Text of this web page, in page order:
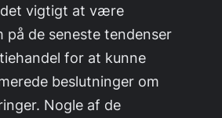
det vigtigt at være
de seneste tendenser
for at kunne
beslutninger om
Nogle af de